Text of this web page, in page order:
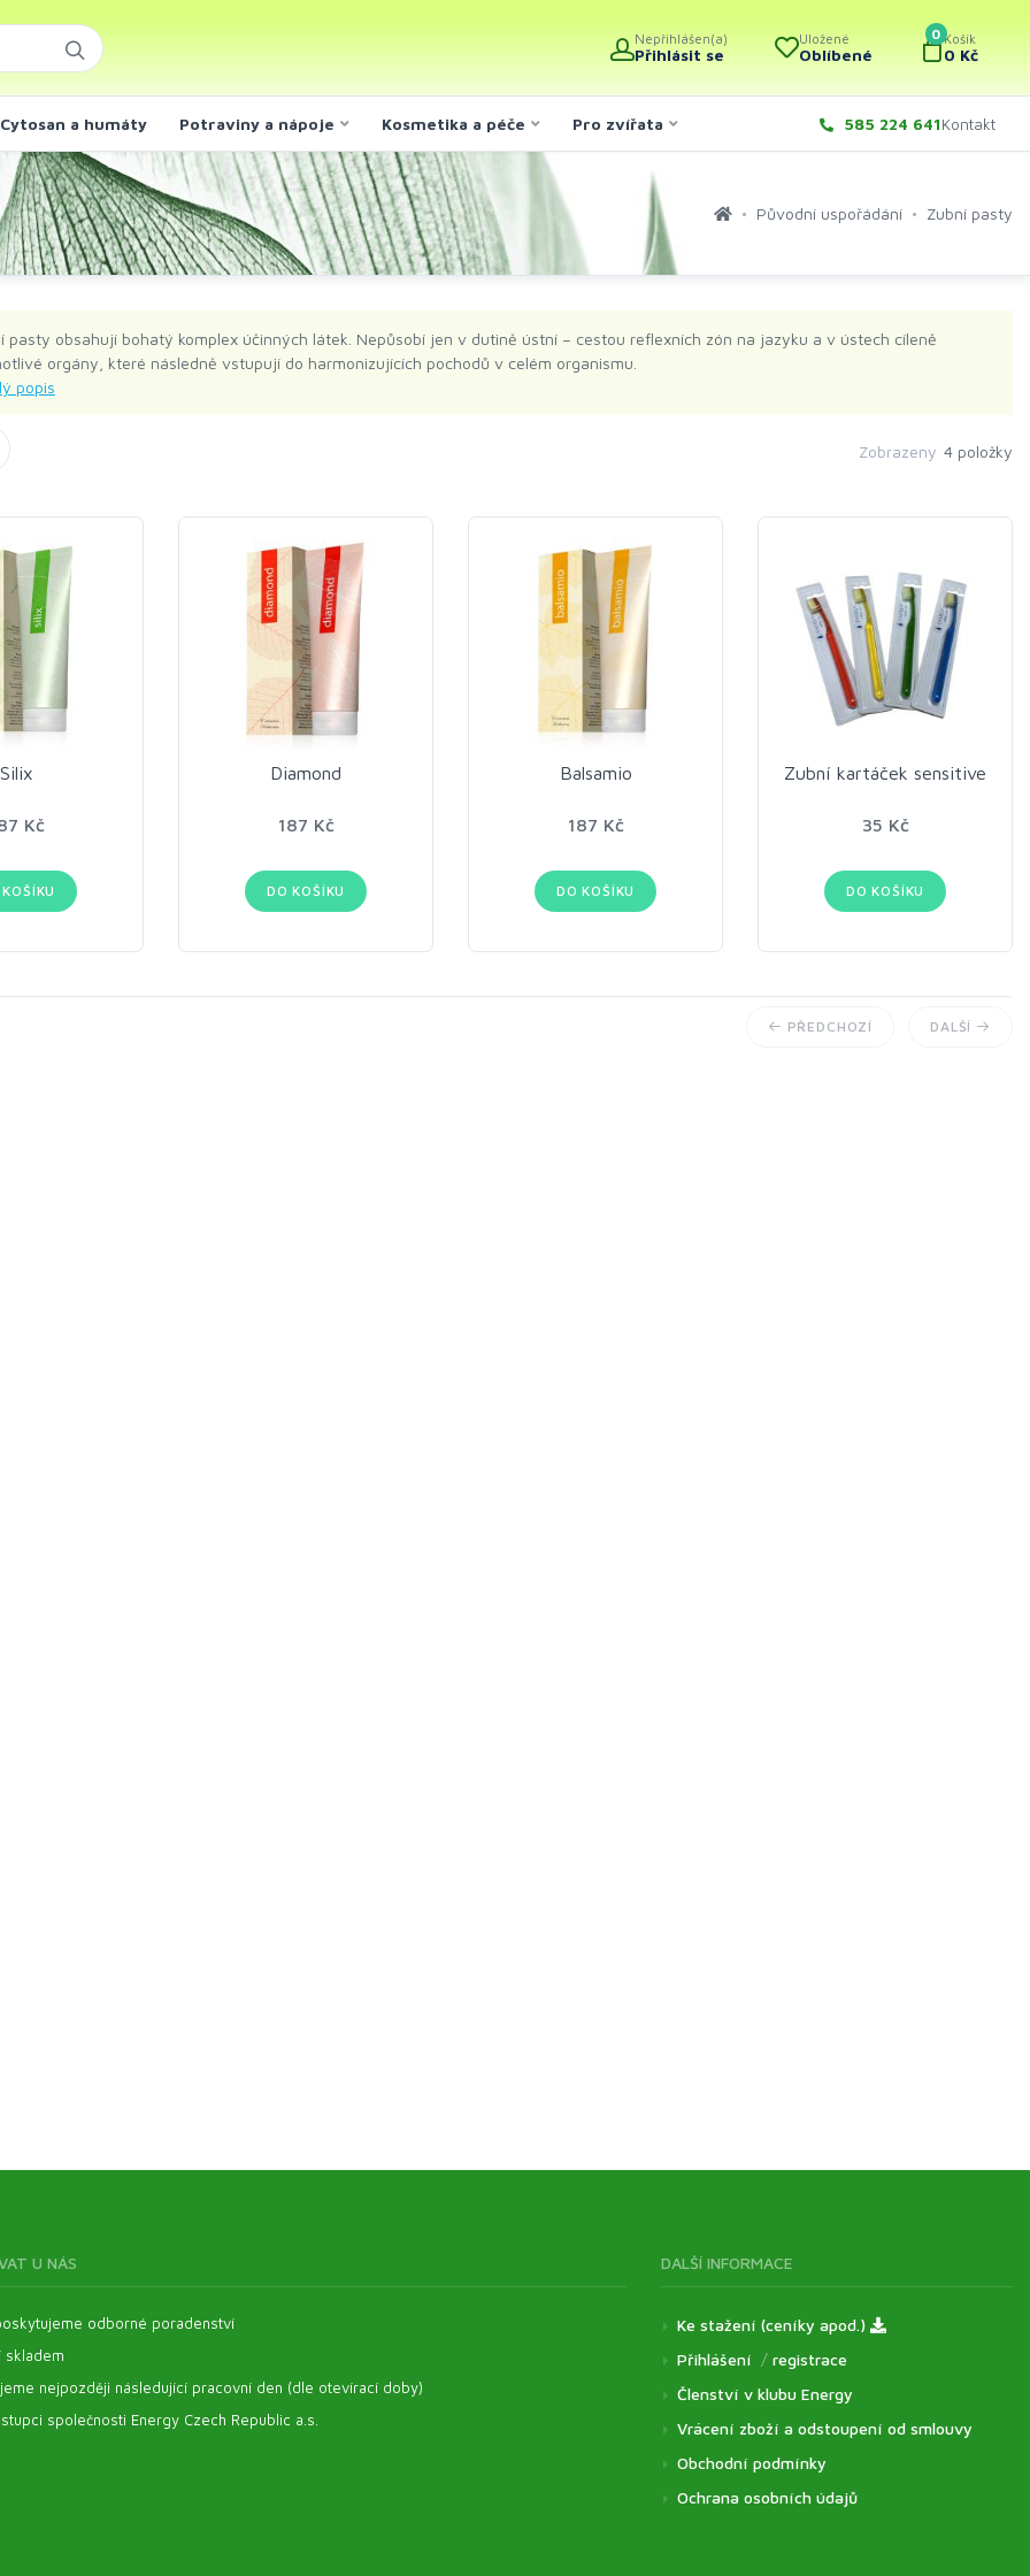
Nepřihlášen(a)
Přihlásit se
Uložené
Oblíbené
0 Košík
0 Kč
Cytosan a humáty Potraviny a nápoje Kosmetika a péče Pro zvířata 585 224 641Kontakt
Původní uspořádání Zubní pasty
pasty obsahují bohatý komplex účinných látek. Nepůsobí jen v dutině ústní – cestou reflexních zón na jazyku a v ústech cíleně
orgány, které následně vstupují do harmonizujících pochodů v celém organismu.
Zobrazeny 4 položky
Silix
Kč
Diamond
187 Kč
DO KOŠÍKU
Balsamio
187 Kč
DO KOŠÍKU
Zubní kartáček sensitive
35 Kč
DO KOŠÍKU
PŘEDCHOZÍ DALŠÍ
U NÁS
odborné poradenství
skladem
nejpozději následující pracovní den (dle otevírací doby)
společnosti Energy Czech Republic a.s.
DALŠÍ INFORMACE
Ke stažení (ceníky apod.)
Přihlášení / registrace
Členství v klubu Energy
Vrácení zboží a odstoupení od smlouvy
Obchodní podmínky
Ochrana osobních údajů